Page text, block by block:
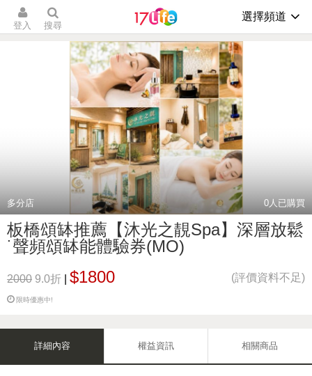
登入 搜尋
選擇頻道
多分店 0人已購買
板橋頌缽推薦【沐光之靚Spa】深層放鬆
˙聲頻頌缽能體驗券(MO)
2000 9.0折 $1800 (評價資料不足)
限時優惠中!
詳細內容 權益資訊 相關商品